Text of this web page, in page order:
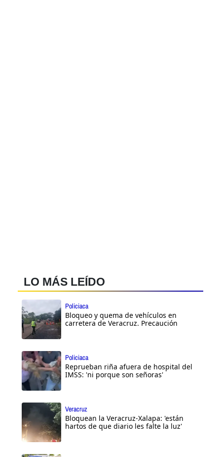
LO MÁS LEÍDO
Policiaca
Bloqueo y quema de vehículos en
carretera de Veracruz. Precaución
Policiaca
Reprueban riña afuera de hospital del
IMSS: 'ni porque son señoras'
Veracruz
Bloquean la Veracruz-Xalapa: 'están
hartos de que diario les falte la luz'